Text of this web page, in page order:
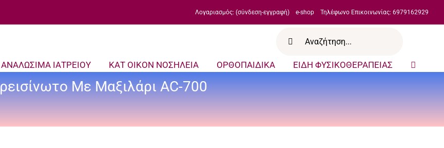
Λογαριασμός: (σύνδεση-εγγραφή) e-shop Τηλέφωνο Επικοινωνίας: 6979162929
ΑΝΑΛΩΣΙΜΑ ΙΑΤΡΕΙΟΥ ΚΑΤ ΟΙΚΟΝ ΝΟΣΗΛΕΙΑ ΟΡΘΟΠΑΙΔΙΚΑ ΕΙΔΗ ΦΥΣΙΚΟΘΕΡΑΠΕΙΑΣ
Με Μαξιλάρι AC-700